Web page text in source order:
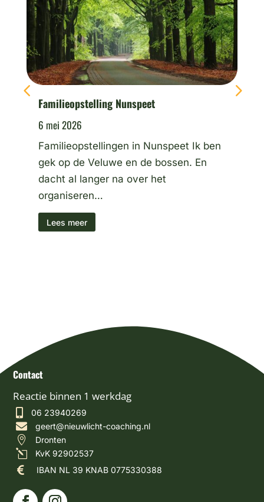
Familieopstelling Nunspeet
6 mei 2026
Familieopstellingen in Nunspeet Ik ben
gek op de Veluwe en de bossen. En
dacht al langer na over het
organiseren…
Lees meer
Contact
Reactie binnen 1 werkdag
 06 23940269
 geert@nieuwlicht-coaching.nl
 Dronten
l KvK 92902537
 IBAN NL 39 KNAB 0775330388